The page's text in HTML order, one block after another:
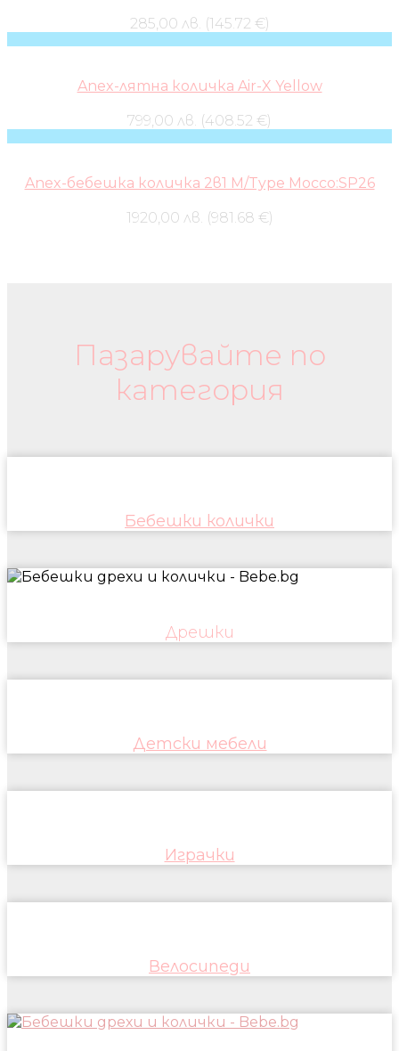
285,00 лв. (145.72 €)
Anex-лятна количка Air-X Yellow
799,00 лв. (408.52 €)
Anex-бебешка количка 2в1 M/Type Mocco:SP26
1920,00 лв. (981.68 €)
Пазарувайте по
категория
Бебешки колички
Дрешки
Детски мебели
Играчки
Велосипеди